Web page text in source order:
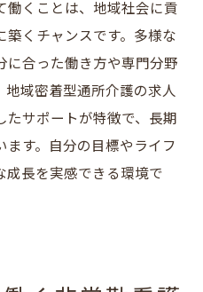
働くことは、地域社会に貢
築くチャンスです。多様な
に合った働き方や専門分野
地域密着型通所介護の求人
たサポートが特徴で、長期
ます。自分の目標やライフ
成長を実感できる環境で